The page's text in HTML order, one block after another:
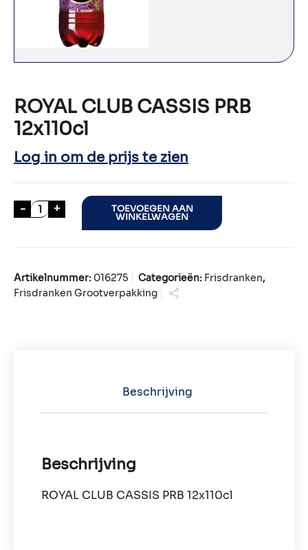
ROYAL CLUB CASSIS PRB
12x110cl
Log in om de prijs te zien
- ROYAL CLUB CASSIS PRB 12x110cl aantal
+ TOEVOEGEN AAN
WINKELWAGEN
Artikelnummer: 016275 Categorieën: Frisdranken,
Frisdranken Grootverpakking
Beschrijving
Beschrijving
ROYAL CLUB CASSIS PRB 12x110cl